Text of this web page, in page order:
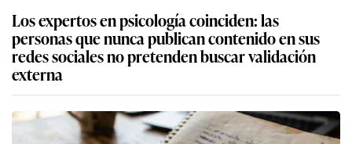
Los expertos en psicología coinciden: las
personas que nunca publican contenido en sus
redes sociales no pretenden buscar validación
externa